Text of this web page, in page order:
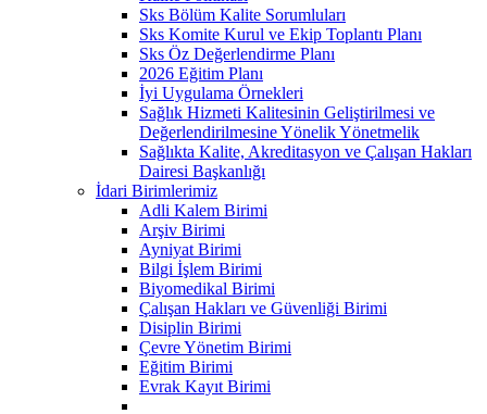
Sks Bölüm Kalite Sorumluları
Sks Komite Kurul ve Ekip Toplantı Planı
Sks Öz Değerlendirme Planı
2026 Eğitim Planı
İyi Uygulama Örnekleri
Sağlık Hizmeti Kalitesinin Geliştirilmesi ve
Değerlendirilmesine Yönelik Yönetmelik
Sağlıkta Kalite, Akreditasyon ve Çalışan Hakları
Dairesi Başkanlığı
İdari Birimlerimiz
Adli Kalem Birimi
Arşiv Birimi
Ayniyat Birimi
Bilgi İşlem Birimi
Biyomedikal Birimi
Çalışan Hakları ve Güvenliği Birimi
Disiplin Birimi
Çevre Yönetim Birimi
Eğitim Birimi
Evrak Kayıt Birimi